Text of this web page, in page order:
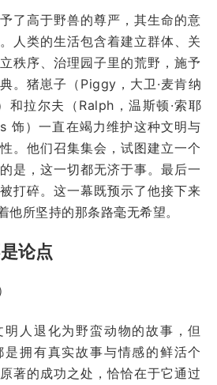
了高于野兽的尊严，其生命的意
人类的生活包含着建立群体、关
秩序、治理园子里的荒野，施予
。猪崽子（Piggy，大卫·麦肯纳
和拉尔夫（Ralph，温斯顿·索耶
饰）一直在竭力维护这种文明与
。他们召集集会，试图建立一个
是，这一切都无济于事。最后一
打碎。这一幕既预示了他接下来
他所坚持的那条路毫无希望。
论点
人退化为野蛮动物的故事，但
是拥有真实故事与情感的鲜活个
著的成功之处，恰恰在于它通过